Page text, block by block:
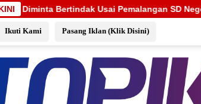
SD Negeri 09 Namrole Banteng
Ikuti Kami Pasang Iklan (Klik Disini)